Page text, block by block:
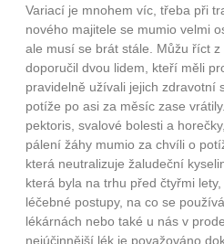
10 tipů
...
Variací je mnohem víc, třeba při
nového majitele se mumio velmi
ale musí se brát stále. Můžu říct
doporučil dvou lidem, kteří měli
pravidelně užívali jejich zdravotní
potíže po asi za měsíc zase
pektoris, svalové bolesti a
pálení žáhy mumio za chvíli o
která neutralizuje žaludeční
která byla na trhu před čtyřmi
léčebné postupy, na co se
lékárnách nebo také u nás v
nejúčinnější lék je považováno